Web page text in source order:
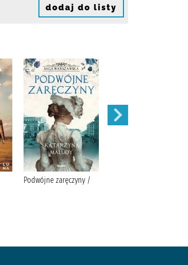
dodaj do listy
Podwójne zaręczyny /